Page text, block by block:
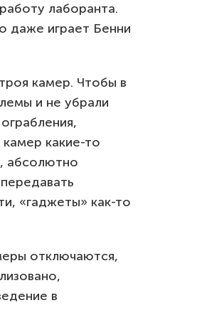
лаборанта.
даже играет Бенни
камер. Чтобы в
и не убрали
какие-то
абсолютно
«гаджеты» как-то
отключаются,
в